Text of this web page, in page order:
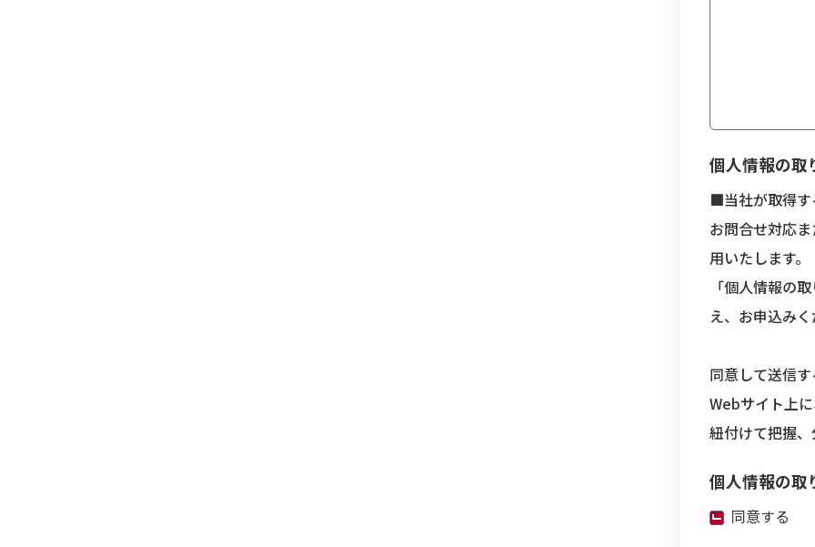
個人情報の取
■当社が取得
お問合せ対応
用いたします。
「個人情報の
え、お申込み
同意して送信
Webサイト上
紐付けて把握
個人情報の取
同意する